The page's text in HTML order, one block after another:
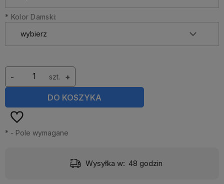
* Kolor Damski:
szt. +
-
DO KOSZYKA
* - Pole wymagane
Wysyłka w: 48 godzin